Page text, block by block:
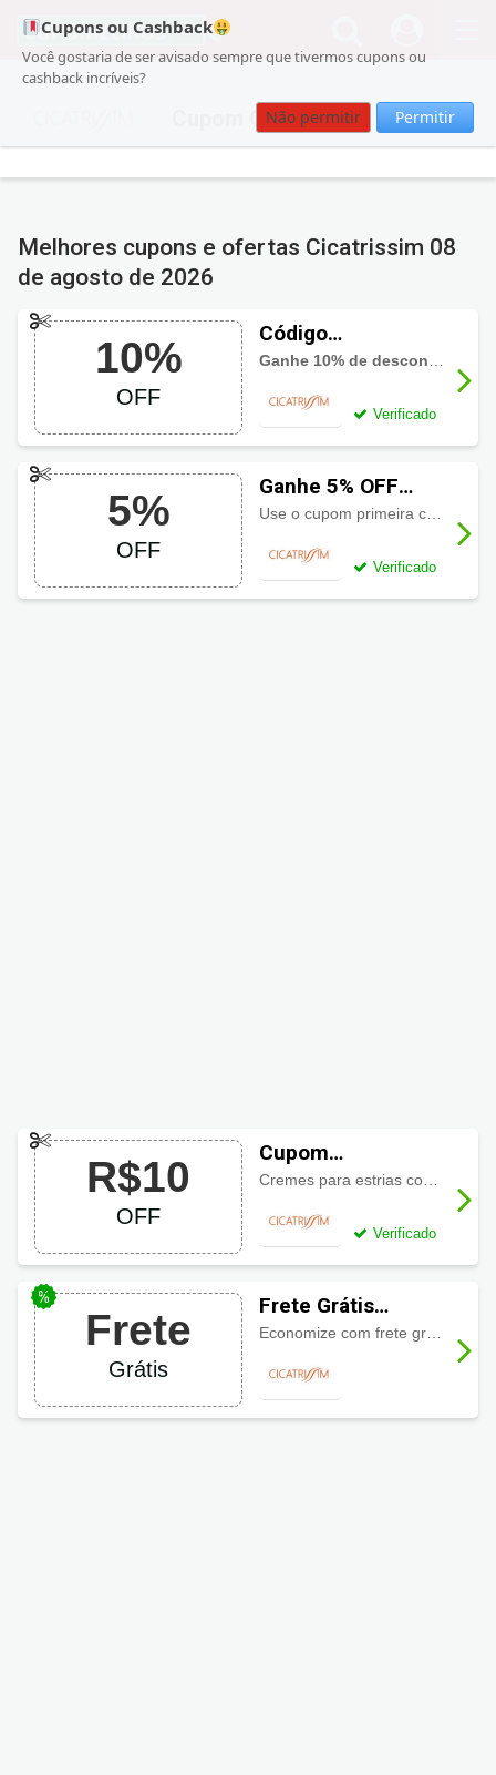
Cupons ou Cashback
Você gostaria de ser avisado sempre que tivermos cupons ou
cashback incríveis?
Não permitir Permitir
Cupom Cicatrissim
Melhores cupons e ofertas Cicatrissim 08
de agosto de 2026
10%
OFF
Código
promocional
10% OFF
Verificado
5%
OFF
Ganhe 5% OFF
com cupom
Verificado
R$10
OFF
Cupom
Cicatrissim com
Verificado
Frete
Grátis
Frete Grátis
Cicatrissim